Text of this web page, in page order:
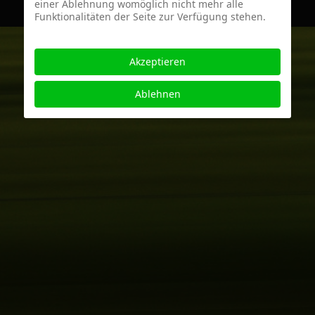
einer Ablehnung womöglich nicht mehr alle
Funktionalitäten der Seite zur Verfügung stehen.
Akzeptieren
Ablehnen